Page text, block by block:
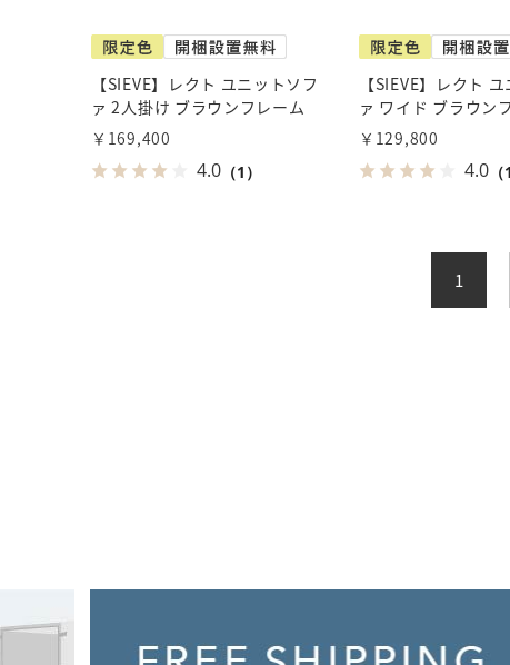
【SIEVE】レクト ユニットソフ
ァ 2人掛け ブラウンフレーム
￥169,400
4.0 （1）
【SIEVE】レクト
ァ ワイド ブラウン
￥129,800
4.0
1